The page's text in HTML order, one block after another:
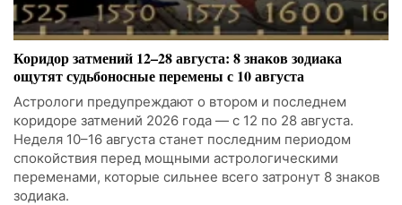
Коридор затмений 12–28 августа: 8 знаков зодиака
ощутят судьбоносные перемены с 10 августа
Астрологи предупреждают о втором и последнем
коридоре затмений 2026 года — с 12 по 28 августа.
Неделя 10–16 августа станет последним периодом
спокойствия перед мощными астрологическими
переменами, которые сильнее всего затронут 8 знаков
зодиака.